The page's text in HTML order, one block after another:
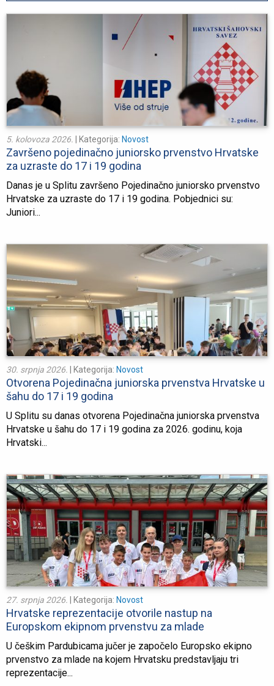
5. kolovoza 2026. | Kategorija: Novost
Završeno pojedinačno juniorsko prvenstvo Hrvatske
za uzraste do 17 i 19 godina
Danas je u Splitu završeno Pojedinačno juniorsko prvenstvo
Hrvatske za uzraste do 17 i 19 godina. Pobjednici su:
Juniori...
30. srpnja 2026. | Kategorija: Novost
Otvorena Pojedinačna juniorska prvenstva Hrvatske u
šahu do 17 i 19 godina
U Splitu su danas otvorena Pojedinačna juniorska prvenstva
Hrvatske u šahu do 17 i 19 godina za 2026. godinu, koja
Hrvatski...
27. srpnja 2026. | Kategorija: Novost
Hrvatske reprezentacije otvorile nastup na
Europskom ekipnom prvenstvu za mlade
U češkim Pardubicama jučer je započelo Europsko ekipno
prvenstvo za mlade na kojem Hrvatsku predstavljaju tri
reprezentacije...